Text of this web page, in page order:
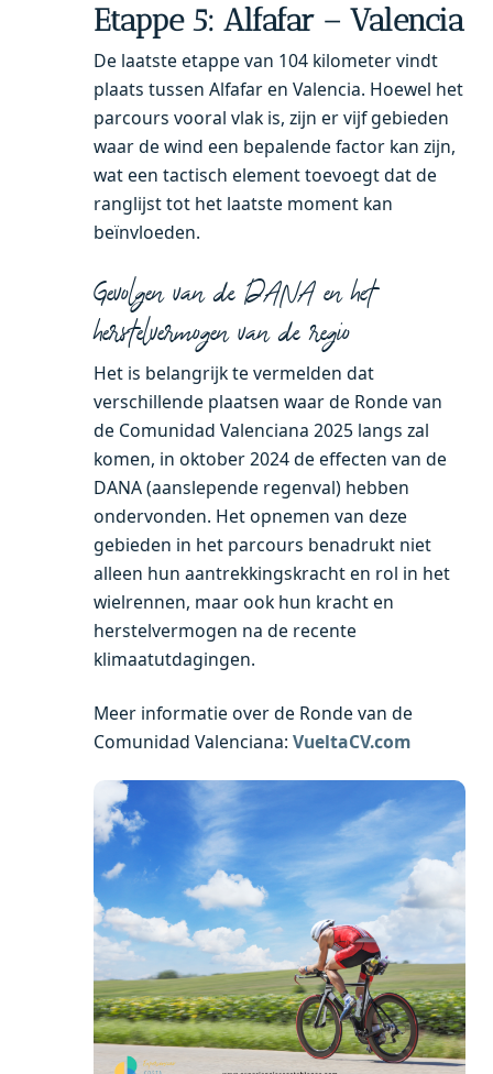
Etappe 5: Alfafar – Valencia
De laatste etappe van 104 kilometer vindt
plaats tussen Alfafar en Valencia. Hoewel het
parcours vooral vlak is, zijn er vijf gebieden
waar de wind een bepalende factor kan zijn,
wat een tactisch element toevoegt dat de
ranglijst tot het laatste moment kan
beïnvloeden.
Gevolgen van de DANA en het
herstelvermogen van de regio
Het is belangrijk te vermelden dat
verschillende plaatsen waar de Ronde van
de Comunidad Valenciana 2025 langs zal
komen, in oktober 2024 de effecten van de
DANA (aanslepende regenval) hebben
ondervonden. Het opnemen van deze
gebieden in het parcours benadrukt niet
alleen hun aantrekkingskracht en rol in het
wielrennen, maar ook hun kracht en
herstelvermogen na de recente
klimaatutdagingen.
Meer informatie over de Ronde van de
Comunidad Valenciana: VueltaCV.com